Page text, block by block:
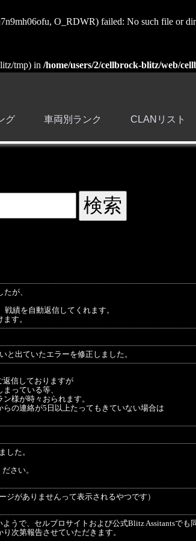
O_RDWR) failed: No such file or
tmp) in /home/users/2/cellbrock-blitz/web/
グ 車両別ランク CLANリスト
が、
績を自動返信してくれます。
す。
と出ていたエラーを修正しました。
返信しておりますが
っている等、
様が時々おられます。
の連絡が5日以上たってもきていない場合は
した。
さい。
がありませんって表示されるやつです）
うで、セルブロサイトおよび公式Blitz Assitantsでも
次第報告させていただきます。